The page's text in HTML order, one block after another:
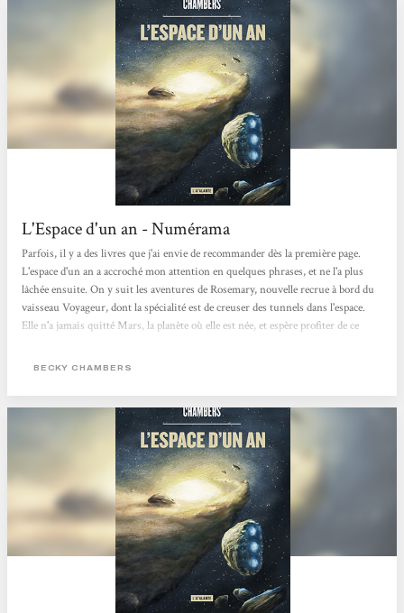
L'Espace d'un an - Numérama
Parfois, il y a des livres que j'ai envie de recommander dès la première page.
L'espace d'un an a accroché mon attention en quelques phrases, et ne l'a plus
lâchée ensuite. On y suit les aventures de Rosemary, nouvelle recrue à bord du
vaisseau Voyageur, dont la spécialité est de creuser des tunnels dans l'espace.
Elle n'a jamais quitté Mars, la planète où elle est née, et espère profiter de ce
elle va faire la rencontre d'extra-terrestres et d'humain·es très différent·es
BECKY CHAMBERS